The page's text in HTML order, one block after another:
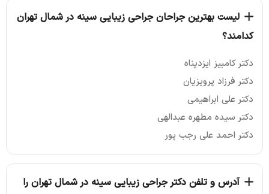
لیست بهترین جراحان جراحی زیبایی سینه در شمال تهران
کدامند؟
دکتر کامبیز ایزدپناه
دکتر فرزاد پرویزیان
دکتر علی ابراهیمی
دکتر سیده مطهره عبدالهی
دکتر احمد علی رجب پور
آدرس و تلفن دکتر جراحی زیبایی سینه در شمال تهران را